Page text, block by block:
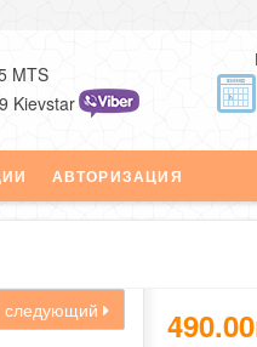
MTS
Kievstar
АВТОРИЗАЦИЯ
следующий